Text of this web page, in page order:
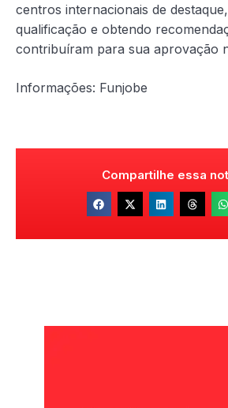
centros internacionais de
qualificação e obtendo
contribuíram para sua aprovação
Informações: Funjobe
Compartilhe essa